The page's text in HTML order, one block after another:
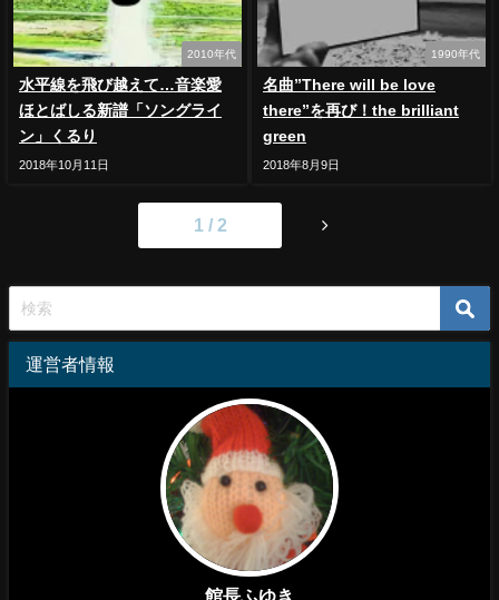
2010年代
水平線を飛び越えて…音楽愛
ほとばしる新譜「ソングライ
ン」くるり
2018年10月11日
1990年代
名曲”There will be love
there”を再び！the brilliant
green
2018年8月9日
1 / 2
運営者情報
館長ふゆき